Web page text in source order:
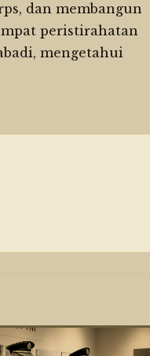
dan membangun
peristirahatan
mengetahui